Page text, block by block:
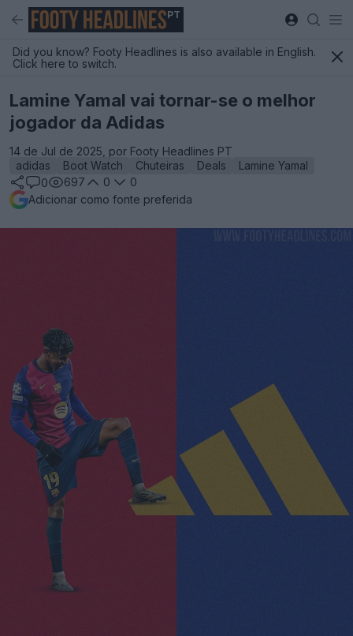
PT
Did you know? Footy Headlines is also available in English.
Click here to switch.
Lamine Yamal vai tornar-se o melhor
jogador da Adidas
14 de Jul de 2025, por Footy Headlines PT
adidas
Boot Watch Chuteiras Deals
Lamine Yamal
0
697 0
0
Adicionar como fonte preferida